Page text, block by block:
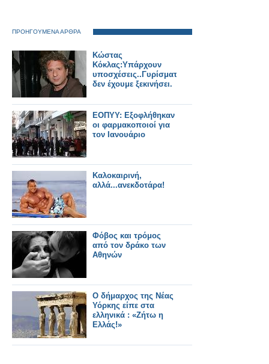
ΠΡΟΗΓΟΥΜΕΝΑ ΑΡΘΡΑ
Κώστας
Κόκλας:Yπάρχουν
υποσχέσεις..Γυρίσματα
δεν έχουμε ξεκινήσει.
ΕΟΠΥΥ: Εξοφλήθηκαν
οι φαρμακοποιοί για
τον Ιανουάριο
Καλοκαιρινή,
αλλά...ανεκδοτάρα!
Φόβος και τρόμος
από τον δράκο των
Αθηνών
Ο δήμαρχος της Νέας
Υόρκης είπε στα
ελληνικά : «Ζήτω η
Ελλάς!»